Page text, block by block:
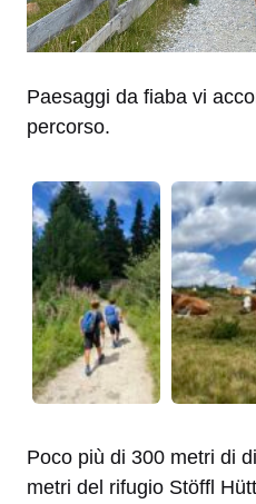
Paesaggi da fiaba vi
percorso.
Poco più di 300 metri di
metri del rifugio Stöffl